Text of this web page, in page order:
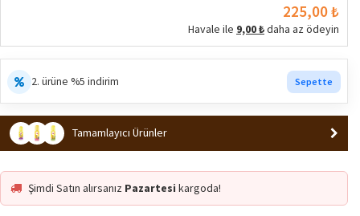
225,00 ₺
Havale ile 9,00 ₺daha az ödeyin
2. ürüne %5 indirim Sepette
En Çok Ziyaret Edilen 4. Ürün Trend
Tamamlayıcı Ürünler
Şimdi Satın alırsanız Pazartesi kargoda!